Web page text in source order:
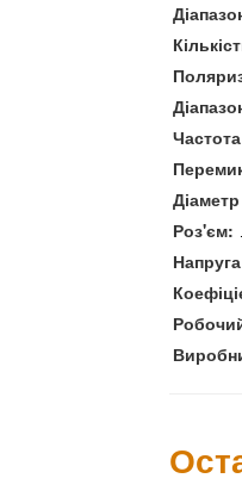
Роз'єм: